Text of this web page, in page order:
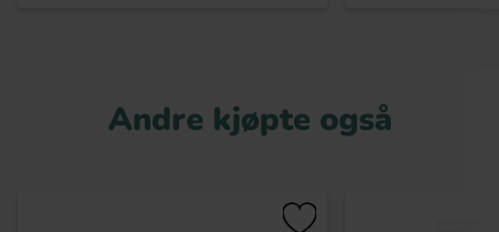
Andre kjøpte også